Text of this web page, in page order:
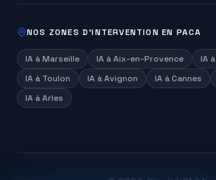
NOS ZONES D'INTERVENTION EN PACA
IA àMarseille IA àAix-en-Provence IA à
IA à Toulon IA àAvignon IA àCannes
IA àArles